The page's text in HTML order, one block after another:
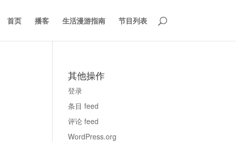
首页 播客 生活漫游指南 节目列表
其他操作
登录
条目 feed
评论 feed
WordPress.org